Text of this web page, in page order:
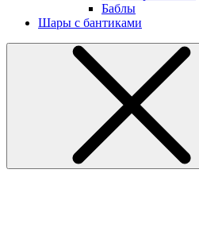
Баблы
Шары с бантиками